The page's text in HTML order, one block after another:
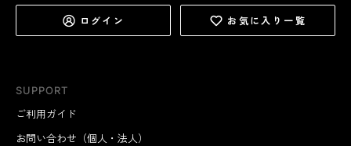
SUPPORT
ご利用ガイド
お問い合わせ（個人・法人）
ログイン お気に入り一覧